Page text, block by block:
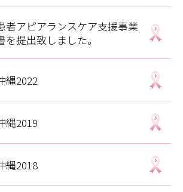
者アピアランスケア支援事業
提出致しました。
縄2022
縄2019
縄2018